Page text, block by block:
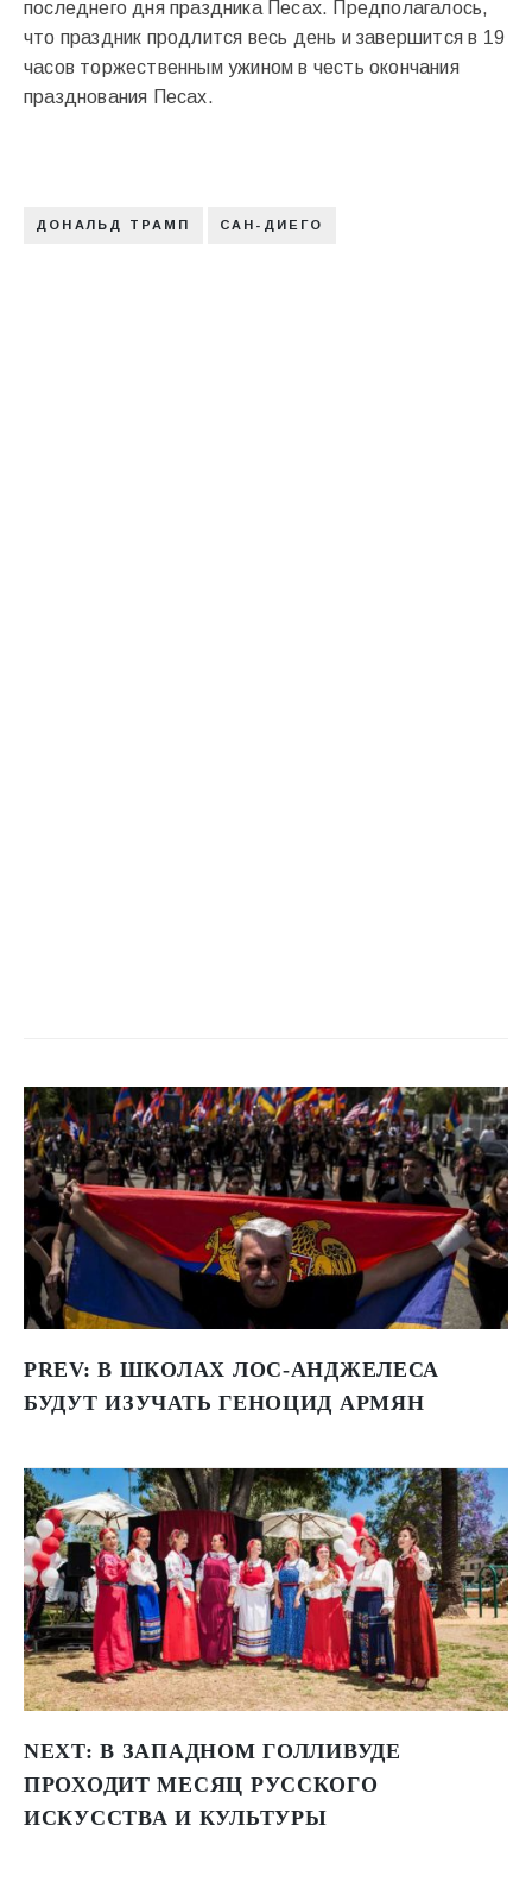
последнего дня праздника Песах. Предполагалось,
что праздник продлится весь день и завершится в 19
часов торжественным ужином в честь окончания
празднования Песах.
ДОНАЛЬД ТРАМП САН-ДИЕГО
PREV: В ШКОЛАХ ЛОС-АНДЖЕЛЕСА
БУДУТ ИЗУЧАТЬ ГЕНОЦИД АРМЯН
NEXT: В ЗАПАДНОМ ГОЛЛИВУДЕ
ПРОХОДИТ МЕСЯЦ РУССКОГО
ИСКУССТВА И КУЛЬТУРЫ